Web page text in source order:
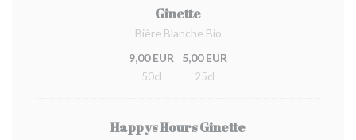
Ginette
Bière Blanche Bio
9,00 EUR
50cl
5,00 EUR
25cl
Happys Hours Ginette